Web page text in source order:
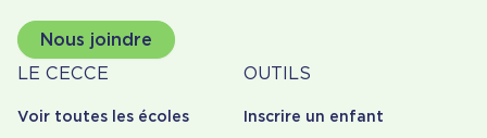
Nous joindre
À
propos
LE CECCE
Voir toutes les écoles
Outils
OUTILS
Inscrire un enfant